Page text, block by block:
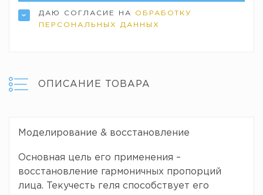
ДАЮ СОГЛАСИЕ НА ОБРАБОТКУ
ПЕРСОНАЛЬНЫХ ДАННЫХ
ОПИСАНИЕ ТОВАРА
Моделирование & восстановление
Основная цель его применения –
восстановление гармоничных пропорций
лица. Текучесть геля способствует его